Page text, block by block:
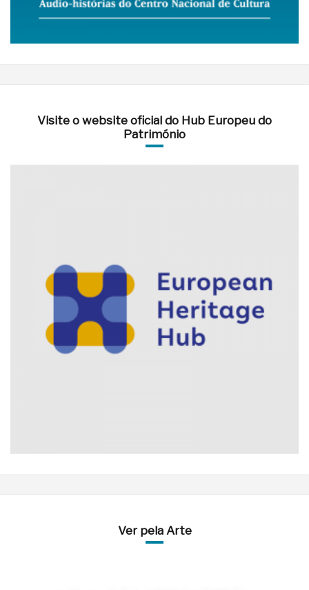
Visite o website oficial do Hub Europeu do
Património
Ver pela Arte